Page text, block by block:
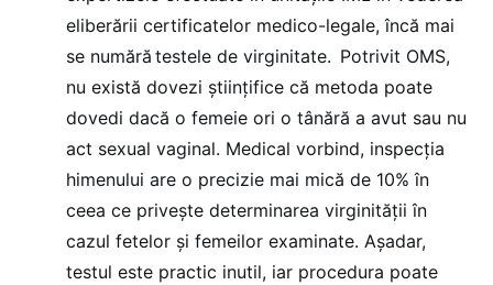
eliberării certificatelor medico-legale, încă mai
se numără testele de virginitate. Potrivit OMS,
nu există dovezi științifice că metoda poate
dovedi dacă o femeie ori o tânără a avut sau nu
act sexual vaginal. Medical vorbind, inspecția
himenului are o precizie mai mică de 10% în
ceea ce privește determinarea virginității în
cazul fetelor și femeilor examinate. Așadar,
testul este practic inutil, iar procedura poate